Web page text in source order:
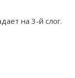
на 3-й слог.